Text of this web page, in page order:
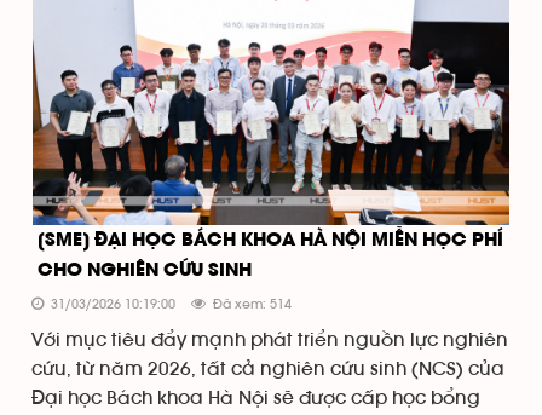
[SME] ĐẠI HỌC BÁCH KHOA HÀ NỘI MIỄN HỌC PHÍ
CHO NGHIÊN CỨU SINH
31/03/2026 10:19:00 Đã xem: 514
Với mục tiêu đẩy mạnh phát triển nguồn lực nghiên
cứu, từ năm 2026, tất cả nghiên cứu sinh (NCS) của
Đại học Bách khoa Hà Nội sẽ được cấp học bổng